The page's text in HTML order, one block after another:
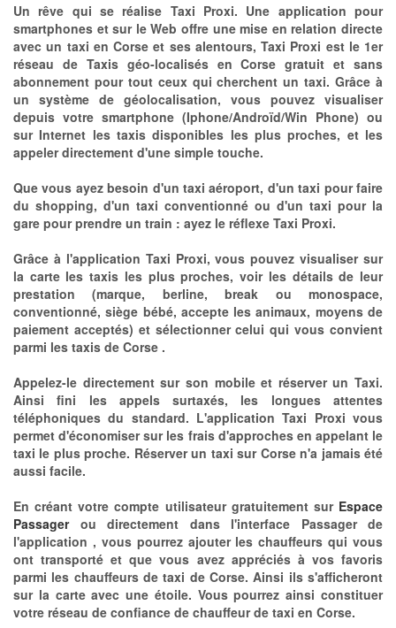
Un rêve qui se réalise Taxi Proxi. Une application pour
smartphones et sur le Web offre une mise en relation directe
avec un taxi en Corse et ses alentours, Taxi Proxi est le 1er
réseau de Taxis géo-localisés en Corse gratuit et sans
abonnement pour tout ceux qui cherchent un taxi. Grâce à
un système de géolocalisation, vous pouvez visualiser
depuis votre smartphone (Iphone/Androïd/Win Phone) ou
sur Internet les taxis disponibles les plus proches, et les
appeler directement d'une simple touche.
Que vous ayez besoin d'un taxi aéroport, d'un taxi pour faire
du shopping, d'un taxi conventionné ou d'un taxi pour la
gare pour prendre un train : ayez le réflexe Taxi Proxi.
Grâce à l'application Taxi Proxi, vous pouvez visualiser sur
la carte les taxis les plus proches, voir les détails de leur
prestation (marque, berline, break ou monospace,
conventionné, siège bébé, accepte les animaux, moyens de
paiement acceptés) et sélectionner celui qui vous convient
parmi les taxis de Corse .
Appelez-le directement sur son mobile et réserver un Taxi.
Ainsi fini les appels surtaxés, les longues attentes
téléphoniques du standard. L'application Taxi Proxi vous
permet d'économiser sur les frais d'approches en appelant le
taxi le plus proche. Réserver un taxi sur Corse n'a jamais été
aussi facile.
En créant votre compte utilisateur gratuitement sur Espace
Passager ou directement dans l'interface Passager de
l'application , vous pourrez ajouter les chauffeurs qui vous
ont transporté et que vous avez appréciés à vos favoris
parmi les chauffeurs de taxi de Corse. Ainsi ils s'afficheront
sur la carte avec une étoile. Vous pourrez ainsi constituer
votre réseau de confiance de chauffeur de taxi en Corse.